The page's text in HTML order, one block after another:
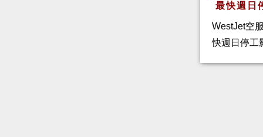
最快週日
WestJet空
快週日停工